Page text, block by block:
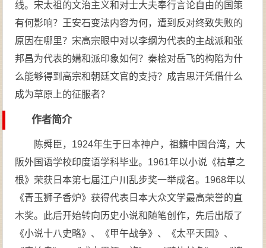
线。宋太祖的文治主义和对士大夫奉行言论自由的国策
有何影响？王安石变法内容为何，遭到反对终致失败的
原因在哪里？宋高宗眼中对以李纲为代表的主战派和张
邦昌为代表的媾和派印象如何？秦桧对岳飞的构陷为什
么能够得到高宗和朝廷文官的支持？成吉思汗凭借什么
成为草原上的征服者？
作者简介
陈舜臣，1924年生于日本神户，祖籍中国台湾，大
阪外国语学校印度语学科毕业。1961年以小说《枯草之
根》荣获日本第七届江户川乱步奖一举成名。1968年以
《青玉狮子香炉》获得代表日本大众文学最高荣誉的直
木奖。此后开始转向历史小说和随笔创作，先后出版了
《小说十八史略》、《甲午战争》、《太平天国》、